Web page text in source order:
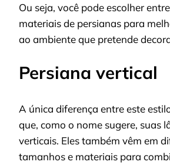
Ou seja, você pode escolher
materiais de persianas para
ao ambiente que pretende
Persiana vertical
A única diferença entre este
que, como o nome sugere, suas
verticais. Eles também vêm em
tamanhos e materiais para